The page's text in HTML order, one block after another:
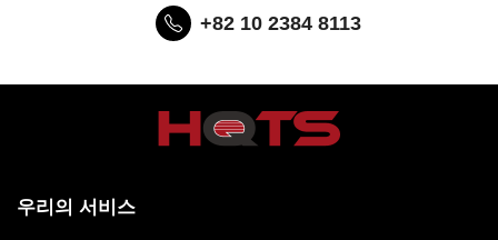
+82 10 2384 8113
우리의 서비스